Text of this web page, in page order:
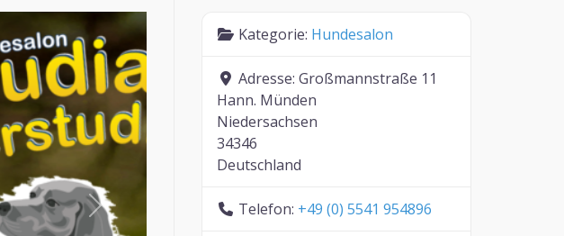
Nächstes
Kategorie: Hundesalon
Adresse:Großmannstraße 11
Hann. Münden
Niedersachsen
34346
Deutschland
Telefon: +49 (0) 5541 954896